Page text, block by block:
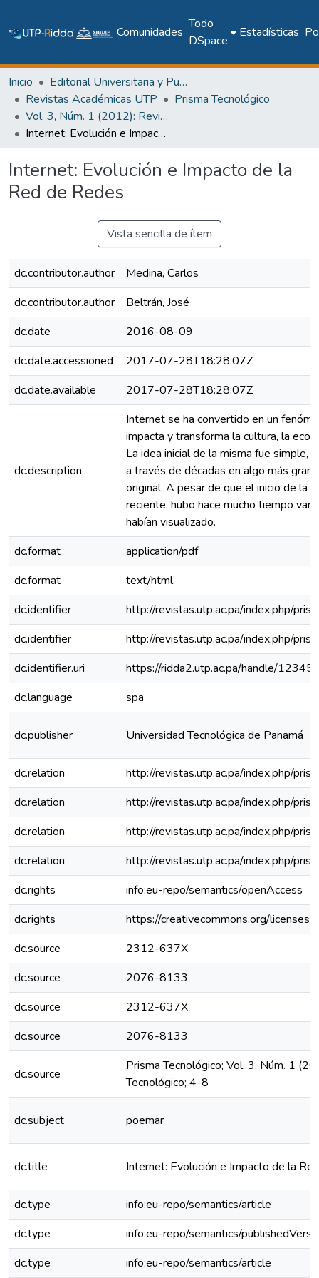
Comunidades
Todo
DSpace
Estadísticas
Inicio
Editorial Universitaria y Publicaciones Seriadas
Revistas Académicas UTP
Prisma Tecnológico
Vol. 3, Núm. 1 (2012): Revista Prisma Tecnológico
Internet: Evolución e Impacto de la Red de Redes
Internet: Evolución e Impacto de la
Red de Redes
Vista sencilla de ítem
dc.contributor.author
Medina, Carlos
dc.contributor.author
Beltrán, José
dc.date
2016-08-09
dc.date.accessioned
2017-07-28T18:28:07Z
dc.date.available
2017-07-28T18:28:07Z
dc.description
Internet se ha convertido en un
impacta y transforma la cultura, la
La idea inicial de la misma fue simple,
a través de décadas en algo más
original. A pesar de que el inicio de la
reciente, hubo hace mucho tiempo
habían visualizado.
dc.format
application/pdf
dc.format
text/html
dc.identifier
http://revistas.utp.ac.pa/index.php/
dc.identifier
http://revistas.utp.ac.pa/index.php/
dc.identifier.uri
https://ridda2.utp.ac.pa/handle/
dc.language
spa
dc.publisher Universidad Tecnológica de Panamá
dc.relation
http://revistas.utp.ac.pa/index.php/
dc.relation
http://revistas.utp.ac.pa/index.php/
dc.relation
http://revistas.utp.ac.pa/index.php/
dc.relation
http://revistas.utp.ac.pa/index.php/
dc.rights
info:eu-repo/semantics/openAccess
dc.rights
https://creativecommons.org/
dc.source
2312-637X
dc.source
2076-8133
dc.source
2312-637X
dc.source
2076-8133
dc.source
Prisma Tecnológico; Vol. 3, Núm. 1
Tecnológico; 4-8
dc.subject poemar
dc.title Internet: Evolución e Impacto de la
dc.type
info:eu-repo/semantics/article
dc.type
info:eu-repo/semantics/
dc.type
info:eu-repo/semantics/article